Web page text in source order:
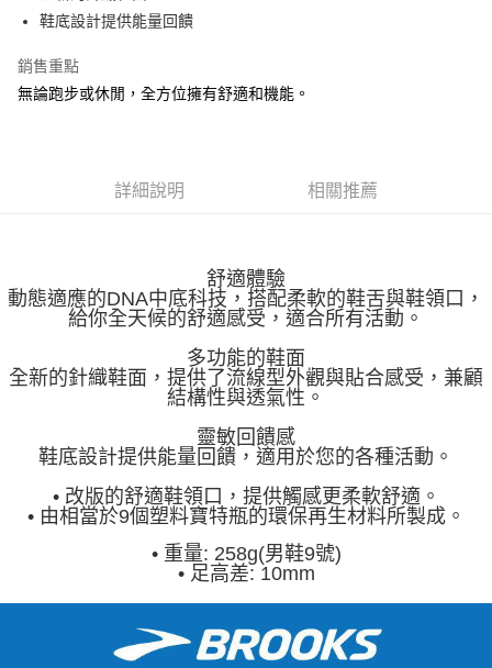
鞋底設計提供能量回饋
銷售重點
無論跑步或休閒，全方位擁有舒適和機能。
詳細說明 相關推薦
舒適體驗
動態適應的DNA中底科技，搭配柔軟的鞋舌與鞋領口，
給你全天候的舒適感受，適合所有活動。
多功能的鞋面
全新的針織鞋面，提供了流線型外觀與貼合感受，兼顧
結構性與透氣性。
靈敏回饋感
鞋底設計提供能量回饋，適用於您的各種活動。
• 改版的舒適鞋領口，提供觸感更柔軟舒適。
• 由相當於9個塑料寶特瓶的環保再生材料所製成。
• 重量: 258g(男鞋9號)
• 足高差: 10mm